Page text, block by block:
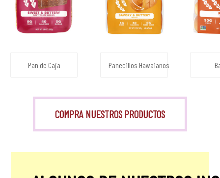
Pan de Caja Panecillos Hawaianos
COMPRA NUESTROS PRODUCTOS